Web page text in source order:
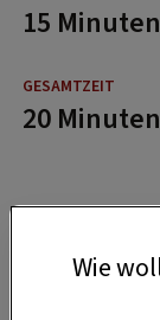
15 Minuten
20 Minuten
Wie